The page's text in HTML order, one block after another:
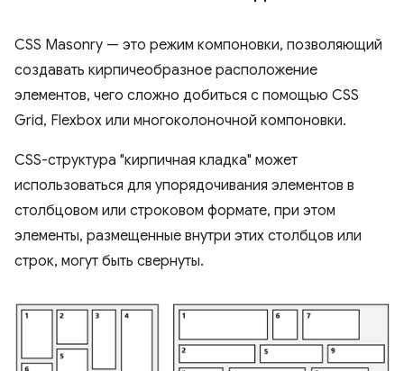
CSS Masonry — это режим компоновки, позволяющий
создавать кирпичеобразное расположение
элементов, чего сложно добиться с помощью CSS
Grid, Flexbox или многоколоночной компоновки.
CSS-структура "кирпичная кладка" может
использоваться для упорядочивания элементов в
столбцовом или строковом формате, при этом
элементы, размещенные внутри этих столбцов или
строк, могут быть свернуты.